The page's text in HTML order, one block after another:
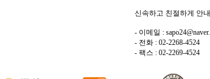
신속하고 친절하게 안
- 이메일 :
- 전화 : 02-2268-4524
- 팩스 : 02-2269-4524